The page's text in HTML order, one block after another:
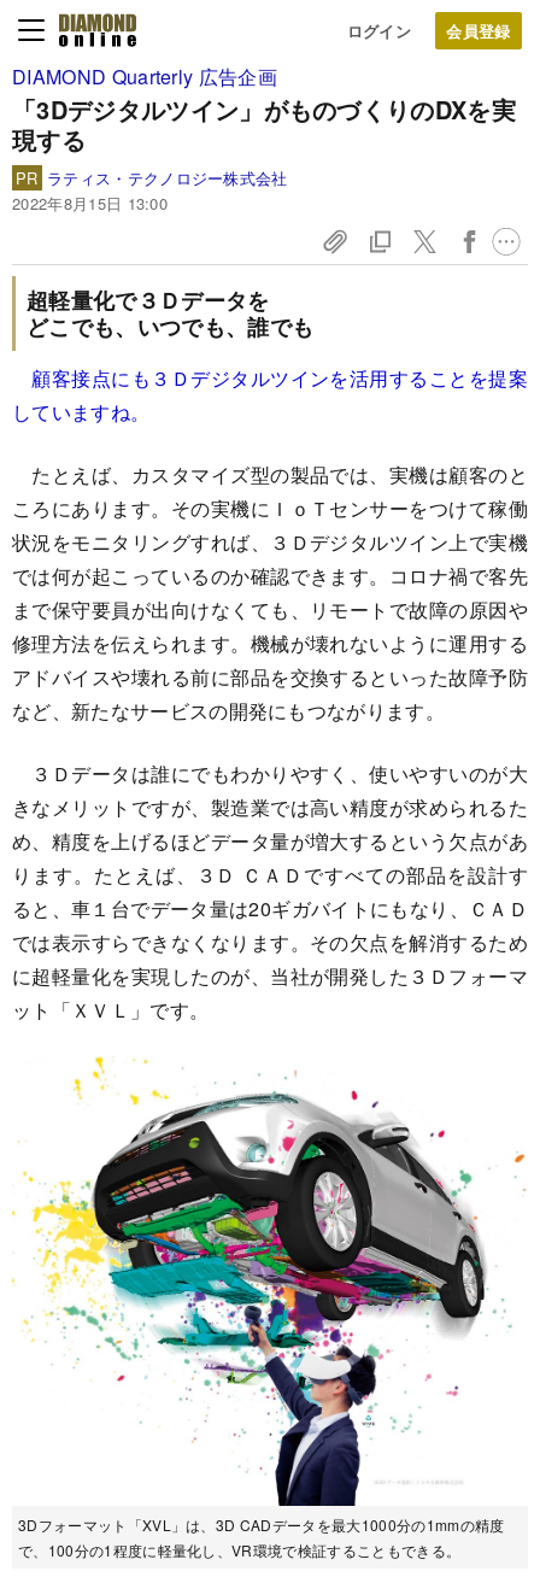
ログイン
DIAMOND Quarterly 広告企画
「3Dデジタルツイン」がものづくりのDXを実
現する
PR ラティス・テクノロジー株式会社
2022年8月15日 13:00
超軽量化で３Ｄデータを
どこでも、いつでも、誰でも
顧客接点にも３Ｄデジタルツインを活用することを提案
していますね。
たとえば、カスタマイズ型の製品では、実機は顧客のと
ころにあります。その実機にＩｏＴセンサーをつけて稼働
状況をモニタリングすれば、３Ｄデジタルツイン上で実機
では何が起こっているのか確認できます。コロナ禍で客先
まで保守要員が出向けなくても、リモートで故障の原因や
修理方法を伝えられます。機械が壊れないように運用する
アドバイスや壊れる前に部品を交換するといった故障予防
など、新たなサービスの開発にもつながります。
３Ｄデータは誰にでもわかりやすく、使いやすいのが大
きなメリットですが、製造業では高い精度が求められるた
め、精度を上げるほどデータ量が増大するという欠点があ
ります。たとえば、３Ｄ ＣＡＤですべての部品を設計す
ると、車１台でデータ量は20ギガバイトにもなり、ＣＡＤ
では表示すらできなくなります。その欠点を解消するため
に超軽量化を実現したのが、当社が開発した３Ｄフォーマ
ット「ＸＶＬ」です。
3Dフォーマット「XVL」は、3D CADデータを最大1000分の1mmの精度
で、100分の1程度に軽量化し、VR環境で検証することもできる。